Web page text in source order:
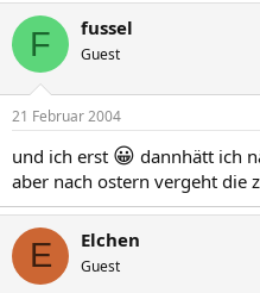
F fussel
Guest
21 Februar 2004
und ich erst 😀 dannhätt ich
aber nach ostern vergeht die
E Elchen
Guest